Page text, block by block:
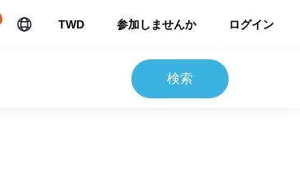
TWD 参加しませんか ログイン
検索